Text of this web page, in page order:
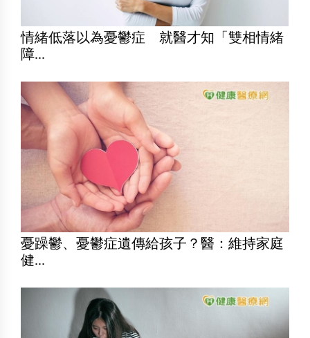
情緒低落以為憂鬱症 就醫才知「雙相情緒
障...
憂躁鬱、憂鬱症遺傳給孩子？醫：維持家庭
健...